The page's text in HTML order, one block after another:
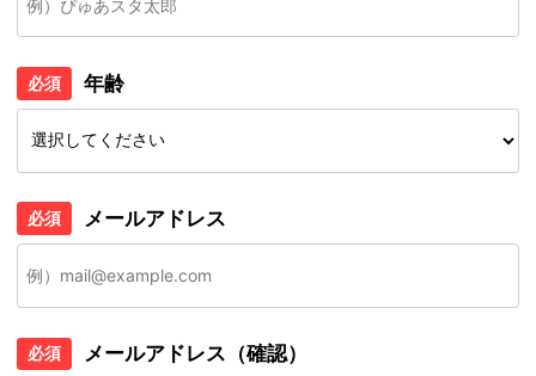
必須 年齢
必須 メールアドレス
必須 メールアドレス（確認）